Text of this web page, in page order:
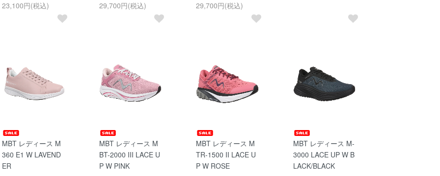
23,100円(税込)
29,700円(税込)
29,700円(税込)
MBT レディース M
360 E1 W LAVEND
ER
MBT レディース M
BT-2000 III LACE U
P W PINK
MBT レディース M
TR-1500 II LACE U
P W ROSE
MBT レディース M-
3000 LACE UP W B
LACK/BLACK